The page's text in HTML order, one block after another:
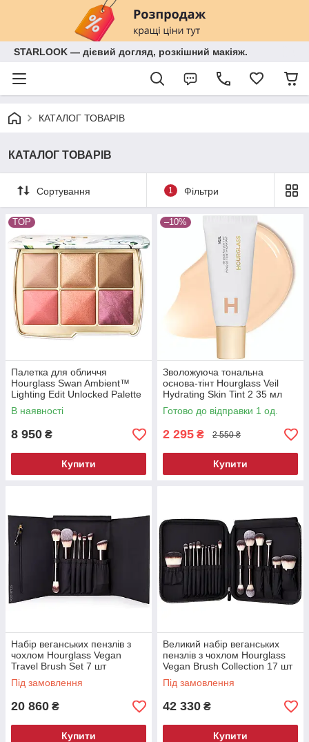
STARLOOK — дієвий догляд, розкішний макіяж.
КАТАЛОГ ТОВАРІВ
КАТАЛОГ ТОВАРІВ
Сортування 1 Фільтри
TOP
Палетка для обличчя
Hourglass Swan Ambient™
Lighting Edit Unlocked Palette
8.4 г
В наявності
8 950 ₴
Купити
–10%
Зволожуюча тональна
основа-тінт Hourglass Veil
Hydrating Skin Tint 2 35 мл
Готово до відправки 1 од.
2 295 ₴ 2 550 ₴
Купити
Набір веганських пензлів з
чохлом Hourglass Vegan
Travel Brush Set 7 шт
Під замовлення
20 860 ₴
Купити
Великий набір веганських
пензлів з чохлом Hourglass
Vegan Brush Collection 17 шт
Під замовлення
42 330 ₴
Купити